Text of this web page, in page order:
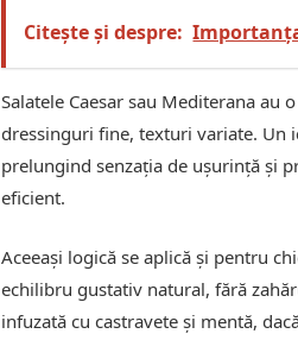
Citește și despre:
Salatele Caesar sau Mediterana au
dressinguri fine, texturi variate. Un
prelungind senzația de ușurință și
eficient.
Aceeași logică se aplică și pentru
echilibru gustativ natural, fără
infuzată cu castravete și mentă,